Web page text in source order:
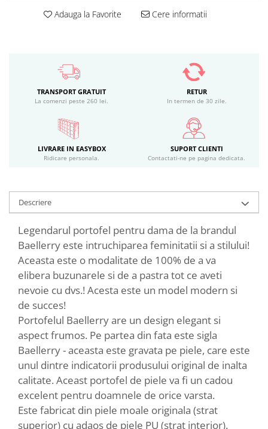
Adauga la Favorite Cere informatii
TRANSPORT GRATUIT
La comenzi peste 260 lei.
RETUR
In termen de 30 zile.
LIVRARE IN EASYBOX
Ridicare personala.
SUPORT CLIENTI
Contactati-ne pe pagina dedicata.
Descriere
Legendarul portofel pentru dama de la brandul
Baellerry este intruchiparea feminitatii si a stilului!
Aceasta este o modalitate de 100% de a va
elibera buzunarele si de a pastra tot ce aveti
nevoie cu dvs.! Acesta este un model modern si
de succes!
Portofelul Baellerry are un design elegant si
aspect frumos. Pe partea din fata este sigla
Baellerry - aceasta este gravata pe piele, care este
unul dintre indicatorii produsului original de inalta
calitate. Aceast portofel de piele va fi un cadou
excelent pentru doamnele de orice varsta.
Este fabricat din piele moale originala (strat
superior) cu adaos de piele PU (strat interior).